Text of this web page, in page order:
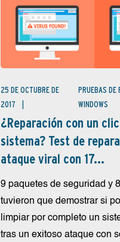
25 DE OCTUBRE DE
2017
PRUEBAS DE
WINDOWS
¿Reparación con un
sistema? Test de
ataque viral con 17...
9 paquetes de seguridad y
tuvieron que demostrar si
limpiar por completo un
tras un exitoso ataque con